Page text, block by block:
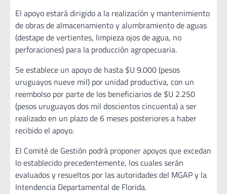
El apoyo estará dirigido a la realización y mantenimiento
de obras de almacenamiento y alumbramiento de aguas
(destape de vertientes, limpieza ojos de agua, no
perforaciones) para la producción agropecuaria.
Se establece un apoyo de hasta $U 9.000 (pesos
uruguayos nueve mil) por unidad productiva, con un
reembolso por parte de los beneficiarios de $U 2.250
(pesos uruguayos dos mil doscientos cincuenta) a ser
realizado en un plazo de 6 meses posteriores a haber
recibido el apoyo.
El Comité de Gestión podrá proponer apoyos que excedan
lo establecido precedentemente, los cuales serán
evaluados y resueltos por las autoridades del MGAP y la
Intendencia Departamental de Florida.